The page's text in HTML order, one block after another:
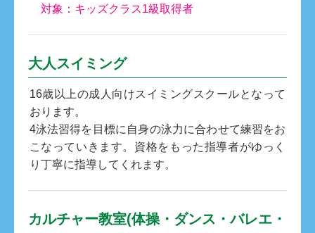
対象：キッズクラス1級取得者
大人スイミング
16歳以上の成人向けスイミングスクールとなって
おります。
4泳法習得を目標に自身の泳力に合わせて練習をお
こなっていきます。資格をもった指導者がゆっく
り丁寧に指導してくれます。
カルチャー教室(体操・ダンス・バレエ・